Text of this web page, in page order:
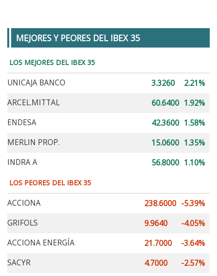
MEJORES Y PEORES DEL IBEX 35
LOS MEJORES DEL IBEX 35
UNICAJA BANCO 3.3260
2.21%
ARCEL.MITTAL
60.6400 1.92%
ENDESA
42.3600 1.58%
MERLIN PROP.
15.0600 1.35%
INDRA A
56.8000 1.10%
LOS PEORES DEL IBEX 35
ACCIONA 238.6000 -5.39%
GRIFOLS
9.9640
-4.05%
ACCIONA ENERGÍA
21.7000
-3.64%
SACYR
4.7000
-2.57%